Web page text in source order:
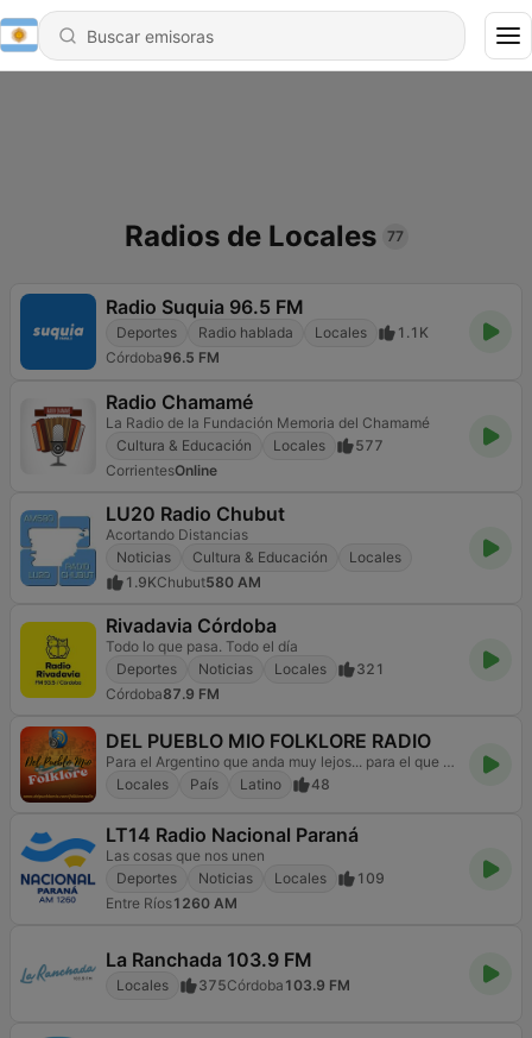
Radios de Locales 77
Radio Suquia 96.5 FM
Deportes Radio hablada Locales
1.1K
Córdoba96.5 FM
Radio Chamamé
La Radio de la Fundación Memoria del Chamamé
Cultura & Educación
Locales
577
CorrientesOnline
LU20 Radio Chubut
Acortando Distancias
Noticias
Cultura & Educación
Locales
1.9KChubut580 AM
Rivadavia Córdoba
Todo lo que pasa. Todo el día
Deportes
Noticias Locales
321
Córdoba87.9 FM
DEL PUEBLO MIO FOLKLORE RADIO
Para el Argentino que anda muy lejos... para el que se quedó...
Locales
País Latino 48
LT14 Radio Nacional Paraná
Las cosas que nos unen
Deportes
Noticias Locales
109
Entre Ríos1260 AM
La Ranchada 103.9 FM
Locales 375Córdoba 103.9 FM